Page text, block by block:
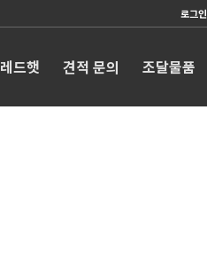
로그인
레드햇 견적 문의 조달물품